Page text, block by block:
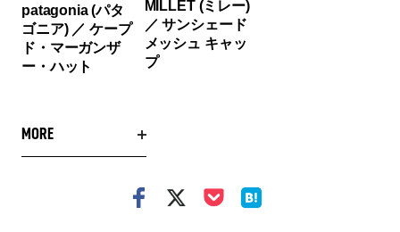
patagonia (パタ
ゴニア) ／ ケープ
ド・マーガンザ
ー・ハット
MILLET (ミレー)
／ サンシェード
メッシュ キャッ
プ
MORE